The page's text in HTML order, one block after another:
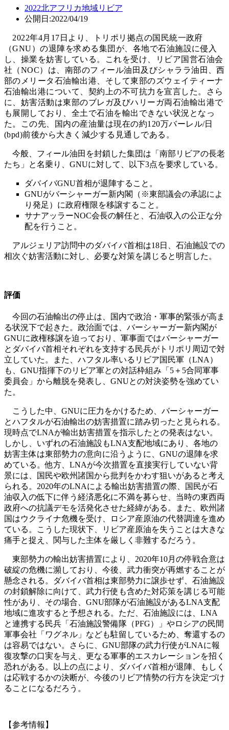
2022北アフリカ地域リビア
公開日:2022/04/19
2022年4月17日より、トリポリ拠点の国民統一政府
（GNU）の退陣を求める集団が、各地で石油施設に侵入
し、操業を妨害している。これを受け、リビア国営石油会
社（NOC）は、南部のフィール油田及びシャララ油田、西
部のメリータ石油輸出港、そして東部のズウェイティーナ
石油輸出港について、契約上の不可抗力を宣言した。さら
に、妨害活動は東部のブレガ及びハリーガ両石油輸出港で
も展開しており、全土で石油を輸出できない状況となっ
た。この先、国内の産油量は現在の約120万バーレル/日
(bpd)前後から大きく減少する見通しである。
今般、フィール油田を封鎖した集団は「南部リビアの長老
たち」と名乗り、GNUに対して、以下3点を要求している。
ダバイバGNU首相が退陣すること。
GNUがバーシャーガー新内閣（※東部議会の承認によ
り発足）に政府権限を移譲すること。
サナアッラーNOC会長の解任と、石油収入の公正な分
配を行うこと。
アルジェリア訪問中のダバイバ首相は18日、石油施設での
相次ぐ妨害活動に対し、必要な対策を講じると明言した。
評価
今回の石油輸出の停止は、国内で政治・軍事的緊張が高ま
る状況下で起きた。政治面では、バーシャーガー新内閣が
GNUに政権移譲を迫っており、軍事面ではバーシャーガー
とダバイバ首相それぞれを支持する民兵がトリポリ周辺で対
立していた。また、ハフタル率いるリビア国民軍（LNA）
も、GNU指揮下のリビア軍との対話枠組み「5＋5合同軍事
委員会」から離脱を発表し、GNUとの対決姿勢を強めてい
た。
こうした中、GNUに圧力をかけるため、バーシャーガー
とハフタルが石油輸出の妨害措置に踏み切ったと見られる。
現時点でLNAが輸出妨害措置を指示したとの発表はない。
しかし、いずれの石油施設もLNA支配地域にあり、各地の
妨害主体は東部勢力の意向に沿うように、GNUの退陣を求
めている。他方、LNAが今次措置を直接実行していない背
景には、国民や欧州諸国から批判をかわす狙いがあると考え
られる。2020年のLNAによる輸出妨害措置の際、国民が石
油収入の低下に伴う経済悪化に不満を募らせ、当時の東西両
政府への抗議デモを活発化させた経緯がある。また、欧州諸
国はウクライナ危機を受け、ロシア産原油の代替調達を進め
ている。こうした現状下、リビア産原油を失うことは大きな
痛手と捉え、関与した主体を厳しく非難するだろう。
東部勢力の輸出妨害措置により、2020年10月の停戦合意は
破綻の危機に瀕しており、今後、武力衝突が再燃することが
懸念される。ダバイバ首相は東部勢力に譲歩せず、石油施設
の封鎖解除に向けて、武力行使も含めた対応策を講じる可能
性があり、その場合、GNU部隊が石油施設があるLNA支配
地域に進攻すると予想される。ただ、石油施設には、LNA
と連携する民兵「石油施設警備隊（PFG）」やロシアの民間
軍事会社「ワグネル」なども駐留しているため、奪還するの
は容易ではない。さらに、GNU部隊の武力行使がLNAに報
復攻撃の口実を与え、更なる軍事的エスカレーションを招く
恐れがある。以上の点により、ダバイバ首相が退陣、もしく
は応戦するかの決断が、今後のリビア情勢の行方を決定づけ
ることになるだろう。
【参考情報】